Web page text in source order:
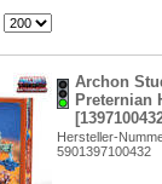
Archon
Preternian
Hersteller-
5901397100432